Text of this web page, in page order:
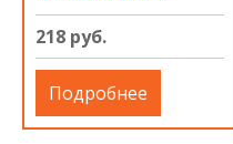
218 руб.
Подробнее